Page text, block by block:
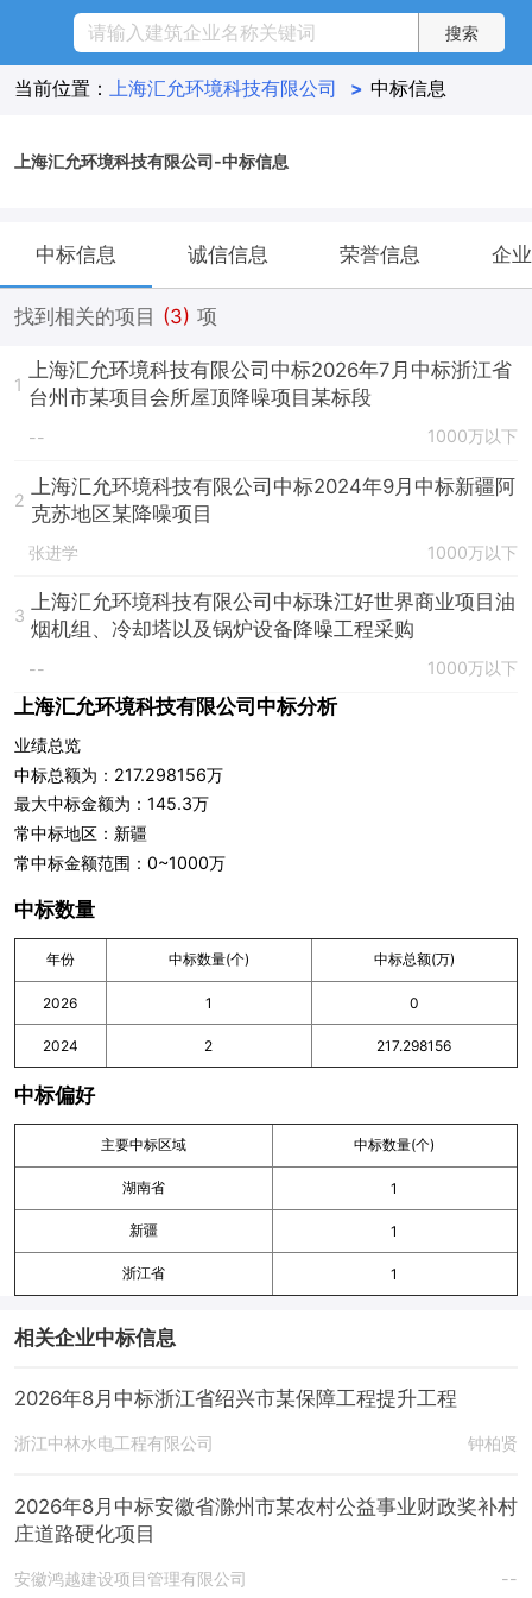
当前位置： 上海汇允环境科技有限公司 > 中标信息
上海汇允环境科技有限公司-中标信息
中标信息 诚信信息 荣誉信息 企
找到相关的项目 (3) 项
1
上海汇允环境科技有限公司中标2026年7月中标浙江省
台州市某项目会所屋顶降噪项目某标段
-- 1000万以下
2
上海汇允环境科技有限公司中标2024年9月中标新疆阿
克苏地区某降噪项目
张进学 1000万以下
3
上海汇允环境科技有限公司中标珠江好世界商业项目油
烟机组、冷却塔以及锅炉设备降噪工程采购
-- 1000万以下
上海汇允环境科技有限公司中标分析
业绩总览
中标总额为：217.298156万
最大中标金额为：145.3万
常中标地区：新疆
常中标金额范围：0~1000万
中标数量
年份 中标数量(个) 中标总额(万)
2026 1 0
2024 2 217.298156
中标偏好
主要中标区域 中标数量(个)
湖南省 1
新疆 1
浙江省 1
相关企业中标信息
2026年8月中标浙江省绍兴市某保障工程提升工程
浙江中林水电工程有限公司 钟柏贤
2026年8月中标安徽省滁州市某农村公益事业财政奖补村
庄道路硬化项目
安徽鸿越建设项目管理有限公司 --